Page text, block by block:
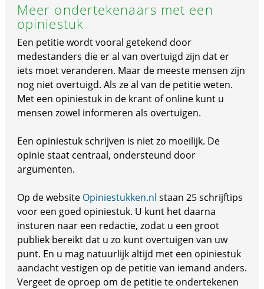
Meer ondertekenaars met een
opiniestuk
Een petitie wordt vooral getekend door
medestanders die er al van overtuigd zijn dat er
iets moet veranderen. Maar de meeste mensen zijn
nog niet overtuigd. Als ze al van de petitie weten.
Met een opiniestuk in de krant of online kunt u
mensen zowel informeren als overtuigen.
Een opiniestuk schrijven is niet zo moeilijk. De
opinie staat centraal, ondersteund door
argumenten.
Op de website Opiniestukken.nl staan 25 schrijftips
voor een goed opiniestuk. U kunt het daarna
insturen naar een redactie, zodat u een groot
publiek bereikt dat u zo kunt overtuigen van uw
punt. En u mag natuurlijk altijd met een opiniestuk
aandacht vestigen op de petitie van iemand anders.
Vergeet de oproep om de petitie te ondertekenen